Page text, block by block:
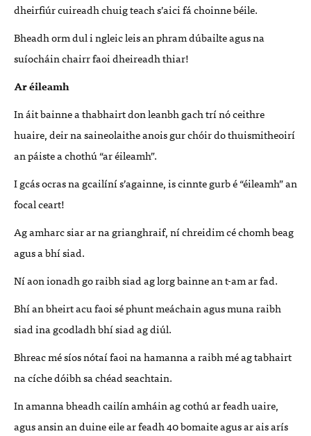
dheirfiúr cuireadh chuig teach s’aici fá choinne béile.
Bheadh orm dul i ngleic leis an phram dúbailte agus na
suíocháin chairr faoi dheireadh thiar!
Ar éileamh
In áit bainne a thabhairt don leanbh gach trí nó ceithre
huaire, deir na saineolaithe anois gur chóir do thuismitheoirí
an páiste a chothú “ar éileamh”.
I gcás ocras na gcailíní s’againne, is cinnte gurb é “éileamh” an
focal ceart!
Ag amharc siar ar na grianghraif, ní chreidim cé chomh beag
agus a bhí siad.
Ní aon ionadh go raibh siad ag lorg bainne an t-am ar fad.
Bhí an bheirt acu faoi sé phunt meáchain agus muna raibh
siad ina gcodladh bhí siad ag diúl.
Bhreac mé síos nótaí faoi na hamanna a raibh mé ag tabhairt
na cíche dóibh sa chéad seachtain.
In amanna bheadh cailín amháin ag cothú ar feadh uaire,
agus ansin an duine eile ar feadh 40 bomaite agus ar ais arís